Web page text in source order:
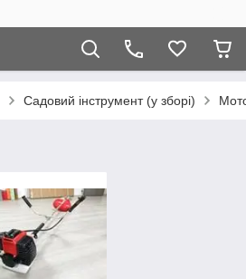
Садовий інструмент (у зборі)